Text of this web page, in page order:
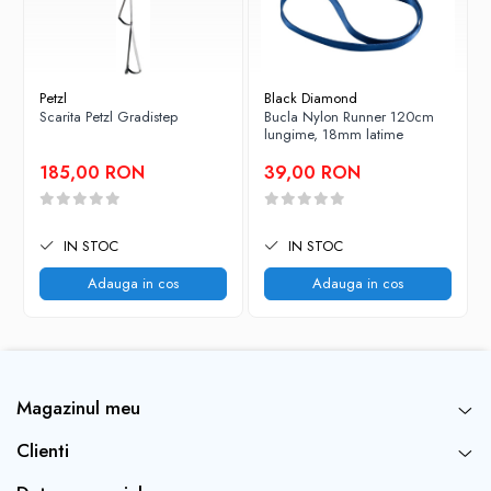
Petzl
Scarita Petzl Gradistep
185,00 RON
IN STOC
Adauga in cos
Black Diamond
Bucla Nylon Runner 120cm
lungime, 18mm latime
39,00 RON
IN STOC
Adauga in cos
Magazinul meu
Clienti